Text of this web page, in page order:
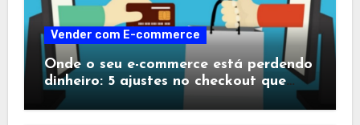
Vender com E-commerce
Onde o seu e-commerce está perdendo
dinheiro: 5 ajustes no checkout que
salvam vendas no último segundo